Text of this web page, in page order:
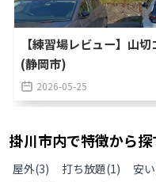
【練習場レビュー】山
(静岡市)
2026-05-25
掛川市内で特徴から探
屋外(3) 打ち放題(1) 安い